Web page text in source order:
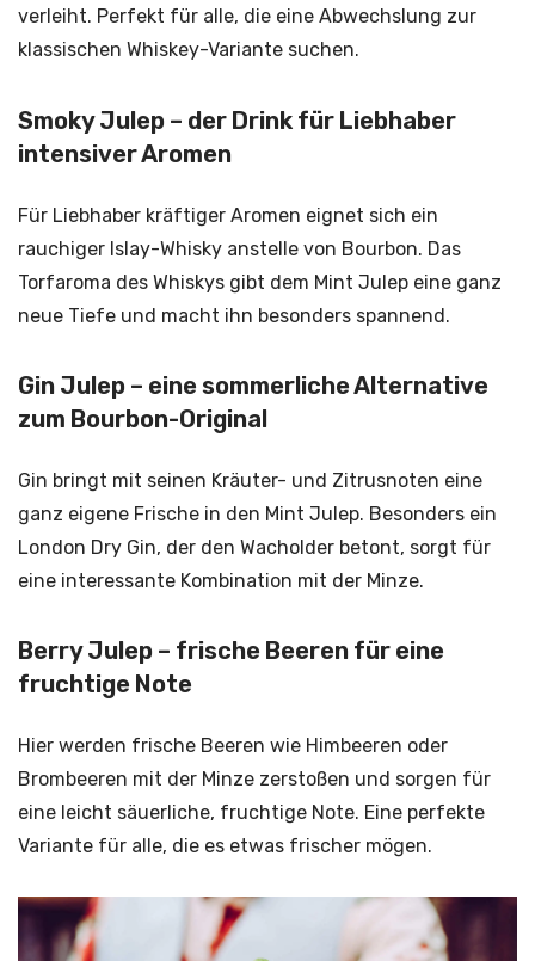
verleiht. Perfekt für alle, die eine Abwechslung zur
klassischen Whiskey-Variante suchen.
Smoky Julep – der Drink für Liebhaber
intensiver Aromen
Für Liebhaber kräftiger Aromen eignet sich ein
rauchiger Islay-Whisky anstelle von Bourbon. Das
Torfaroma des Whiskys gibt dem Mint Julep eine ganz
neue Tiefe und macht ihn besonders spannend.
Gin Julep – eine sommerliche Alternative
zum Bourbon-Original
Gin bringt mit seinen Kräuter- und Zitrusnoten eine
ganz eigene Frische in den Mint Julep. Besonders ein
London Dry Gin, der den Wacholder betont, sorgt für
eine interessante Kombination mit der Minze.
Berry Julep – frische Beeren für eine
fruchtige Note
Hier werden frische Beeren wie Himbeeren oder
Brombeeren mit der Minze zerstoßen und sorgen für
eine leicht säuerliche, fruchtige Note. Eine perfekte
Variante für alle, die es etwas frischer mögen.